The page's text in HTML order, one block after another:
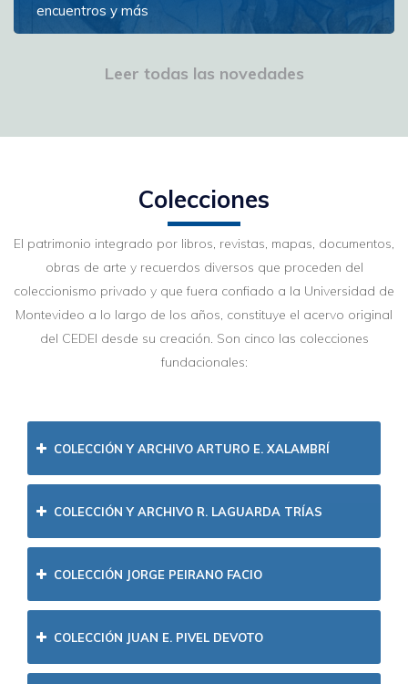
encuentros y más
Iberoamérica (CEDEI) de la Universidad de Montevideo
se complace en anunciar su Ciclo Cultural 2026: "El
Leer todas las novedades
Colecciones
El patrimonio integrado por libros, revistas, mapas, documentos,
obras de arte y recuerdos diversos que proceden del
coleccionismo privado y que fuera confiado a la Universidad de
Montevideo a lo largo de los años, constituye el acervo original
del CEDEI desde su creación. Son cinco las colecciones
fundacionales:
COLECCIÓN Y ARCHIVO ARTURO E. XALAMBRÍ
COLECCIÓN Y ARCHIVO R. LAGUARDA TRÍAS
COLECCIÓN JORGE PEIRANO FACIO
COLECCIÓN JUAN E. PIVEL DEVOTO